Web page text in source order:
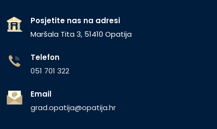
Posjetite nas na adresi
Maršala Tita 3, 51410 Opatija
Telefon
051 701 322
Email
grad.opatija@opatija.hr